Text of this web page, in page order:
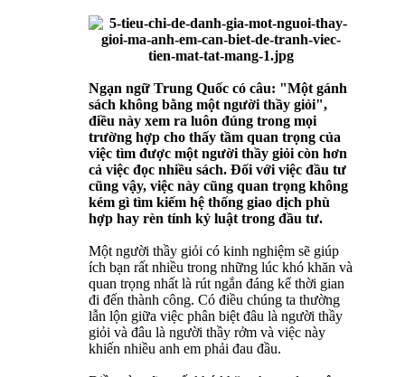
Ngạn ngữ Trung Quốc có câu: "Một gánh
sách không bằng một người thầy giỏi",
điều này xem ra luôn đúng trong mọi
trường hợp cho thấy tầm quan trọng của
việc tìm được một người thầy giỏi còn hơn
cả việc đọc nhiều sách. Đối với việc đầu tư
cũng vậy, việc này cũng quan trọng không
kém gì tìm kiếm hệ thống giao dịch phù
hợp hay rèn tính kỷ luật trong đầu tư.
Một người thầy giỏi có kinh nghiệm sẽ giúp
ích bạn rất nhiều trong những lúc khó khăn và
quan trọng nhất là rút ngắn đáng kể thời gian
đi đến thành công. Có điều chúng ta thường
lẫn lộn giữa việc phân biệt đâu là người thầy
giỏi và đâu là người thầy rởm và việc này
khiến nhiều anh em phải đau đầu.